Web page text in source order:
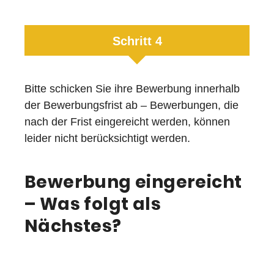
Schritt 4
Bitte schicken Sie ihre Bewerbung innerhalb
der Bewerbungsfrist ab – Bewerbungen, die
nach der Frist eingereicht werden, können
leider nicht berücksichtigt werden.
Bewerbung eingereicht
– Was folgt als
Nächstes?